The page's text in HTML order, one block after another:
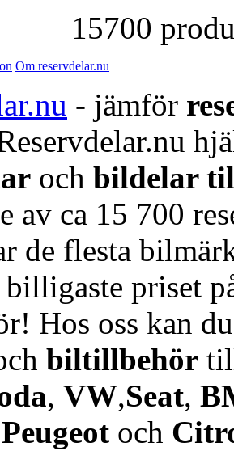
15700
Om reservdelar.nu
- jämför
och bildelar
av ca 15 700
de flesta
priset
Hos oss kan
biltillbehör
, VW,Seat,
Peugeot och